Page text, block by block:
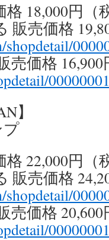
18,000円（
売価格
価格 16,900
】
22,000円（
売価格
価格 20,600